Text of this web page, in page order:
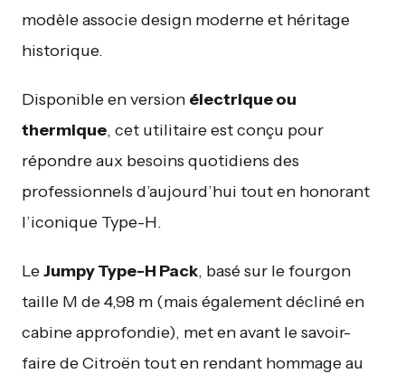
modèle associe design moderne et héritage
historique.
Disponible en version électrique ou
thermique, cet utilitaire est conçu pour
répondre aux besoins quotidiens des
professionnels d’aujourd’hui tout en honorant
l’iconique Type-H.
LeJumpy Type-H Pack, basé sur le fourgon
taille M de 4,98 m (mais également décliné en
cabine approfondie), met en avant le savoir-
faire de Citroën tout en rendant hommage au